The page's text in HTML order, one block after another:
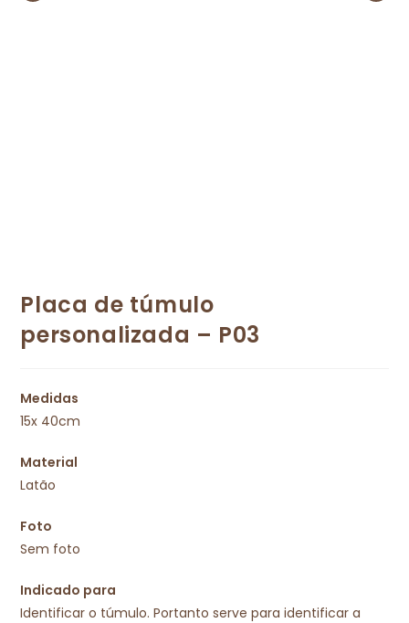
Placa de túmulo
personalizada – P03
Medidas
15x 40cm
Material
Latão
Foto
Sem foto
Indicado para
Identificar o túmulo. Portanto serve para identificar a